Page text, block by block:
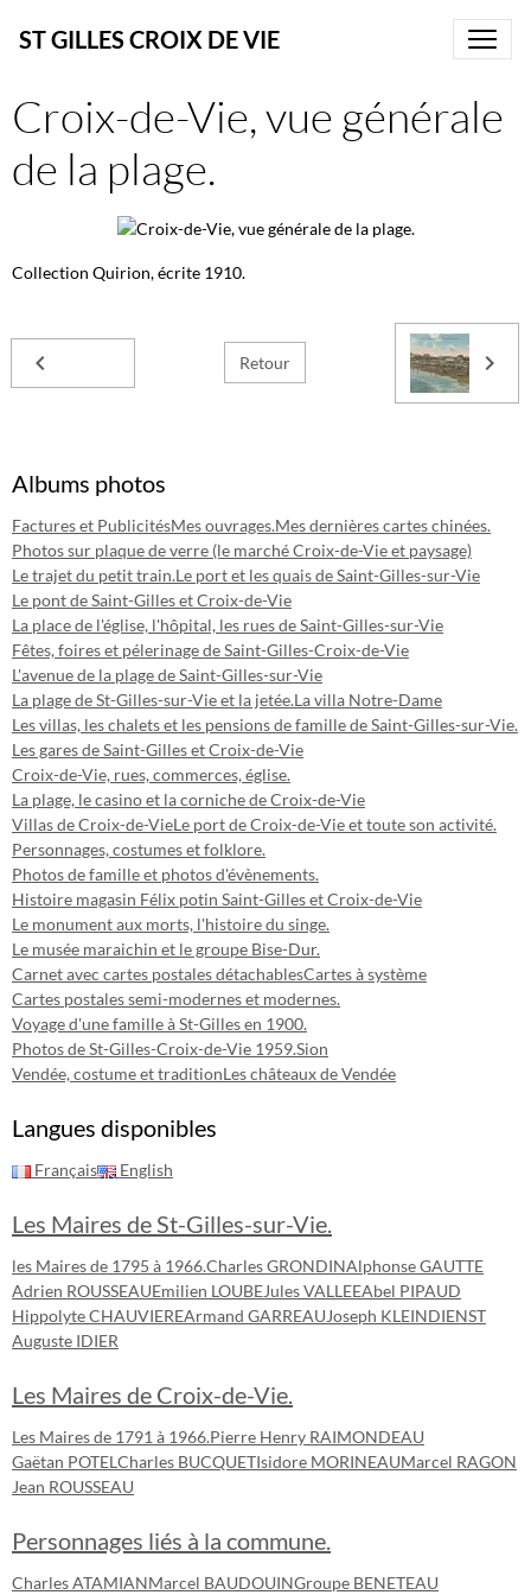
ST GILLES CROIX DE VIE
Croix-de-Vie, vue générale
de la plage.
Collection Quirion, écrite 1910.
Retour
Albums photos
Factures et PublicitésMes ouvrages.Mes dernières cartes chinées.
Photos sur plaque de verre (le marché Croix-de-Vie et paysage)
Le trajet du petit train.Le port et les quais de Saint-Gilles-sur-Vie
Le pont de Saint-Gilles et Croix-de-Vie
La place de l'église, l'hôpital, les rues de Saint-Gilles-sur-Vie
Fêtes, foires et pélerinage de Saint-Gilles-Croix-de-Vie
L'avenue de la plage de Saint-Gilles-sur-Vie
La plage de St-Gilles-sur-Vie et la jetée.La villa Notre-Dame
Les villas, les chalets et les pensions de famille de Saint-Gilles-sur-Vie.
Les gares de Saint-Gilles et Croix-de-Vie
Croix-de-Vie, rues, commerces, église.
La plage, le casino et la corniche de Croix-de-Vie
Villas de Croix-de-VieLe port de Croix-de-Vie et toute son activité.
Personnages, costumes et folklore.
Photos de famille et photos d'évènements.
Histoire magasin Félix potin Saint-Gilles et Croix-de-Vie
Le monument aux morts, l'histoire du singe.
Le musée maraichin et le groupe Bise-Dur.
Carnet avec cartes postales détachablesCartes à système
Cartes postales semi-modernes et modernes.
Voyage d'une famille à St-Gilles en 1900.
Photos de St-Gilles-Croix-de-Vie 1959.Sion
Vendée, costume et traditionLes châteaux de Vendée
Langues disponibles
Français English
Les Maires de St-Gilles-sur-Vie.
les Maires de 1795 à 1966.Charles GRONDINAlphonse GAUTTE
Adrien ROUSSEAUEmilien LOUBEJules VALLEEAbel PIPAUD
Hippolyte CHAUVIEREArmand GARREAUJoseph KLEINDIENST
Auguste IDIER
Les Maires de Croix-de-Vie.
Les Maires de 1791 à 1966.Pierre Henry RAIMONDEAU
Gaëtan POTEL Charles BUCQUETIsidore MORINEAUMarcel RAGON
Jean ROUSSEAU
Personnages liés à la commune.
Charles ATAMIANMarcel BAUDOUINGroupe BENETEAU